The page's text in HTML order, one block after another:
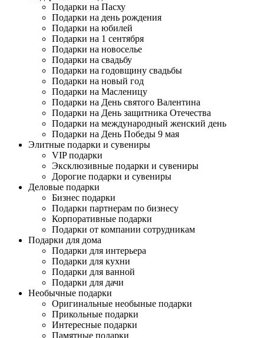
Подарки на Пасху
Подарки на день рождения
Подарки на юбилей
Подарки на 1 сентября
Подарки на новоселье
Подарки на свадьбу
Подарки на годовщину свадьбы
Подарки на новый год
Подарки на Масленицу
Подарки на День святого Валентина
Подарки на День защитника Отечества
Подарки на международный женский день
Подарки на День Победы 9 мая
Элитные подарки и сувениры
VIP подарки
Эксклюзивные подарки и сувениры
Дорогие подарки и сувениры
Деловые подарки
Бизнес подарки
Подарки партнерам по бизнесу
Корпоративные подарки
Подарки от компании сотрудникам
Подарки для дома
Подарки для интерьера
Подарки для кухни
Подарки для ванной
Подарки для дачи
Необычные подарки
Оригинальные необыные подарки
Прикольные подарки
Интересные подарки
Памятные подарки